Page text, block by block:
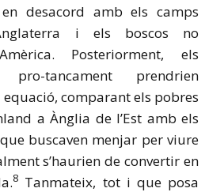
desacord amb els camps
i els boscos no
Posteriorment, els
pro-tancament prendrien
comparant els pobres
a Ànglia de l’Est amb els
buscaven menjar per viure
s’haurien de convertir en
8 Tanmateix, tot i que posa